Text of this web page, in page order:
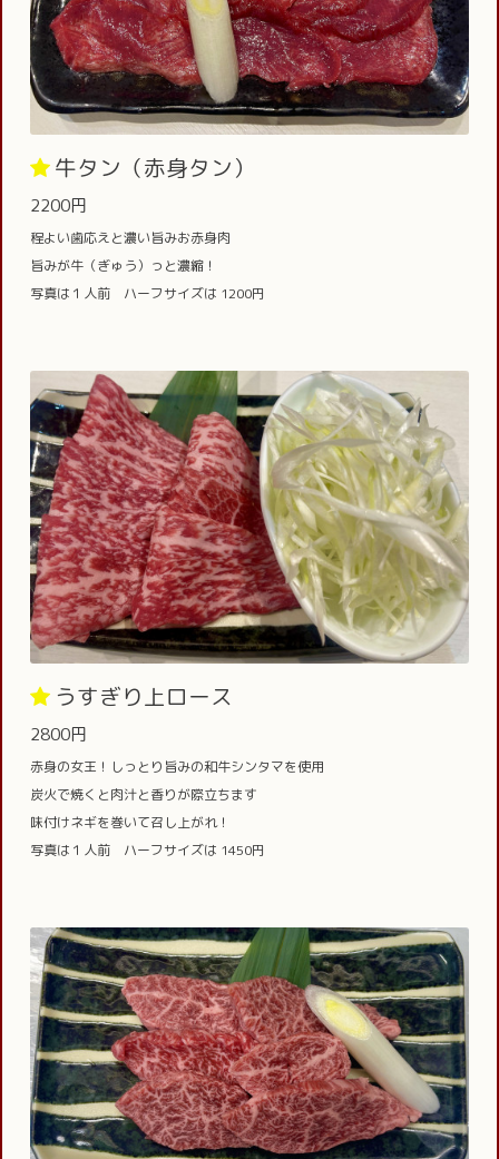
牛タン（赤身タン）
2200円
程よい歯応えと濃い旨みお赤身肉
旨みが牛（ぎゅう）っと濃縮！
写真は１人前 ハーフサイズは 1200円
うすぎり上ロース
2800円
赤身の女王！しっとり旨みの和牛シンタマを使用
炭火で焼くと肉汁と香りが際立ちます
味付けネギを巻いて召し上がれ！
写真は１人前 ハーフサイズは 1450円